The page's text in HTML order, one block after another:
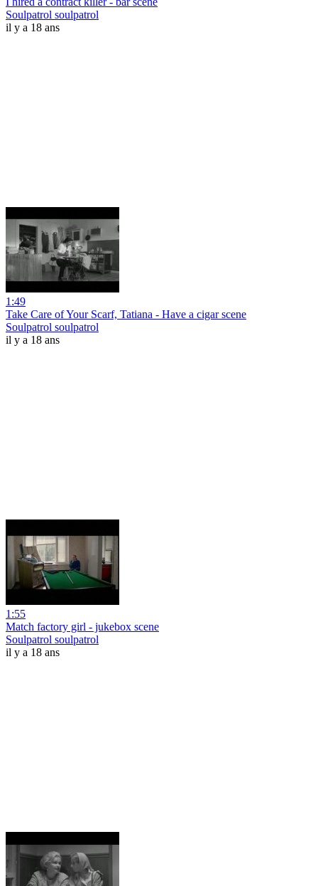
Soulpatrol soulpatrol
il y a 18 ans
1:49
Take Care of Your Scarf, Tatiana - Have a cigar scene
Soulpatrol soulpatrol
il y a 18 ans
1:55
Match factory girl - jukebox scene
Soulpatrol soulpatrol
il y a 18 ans